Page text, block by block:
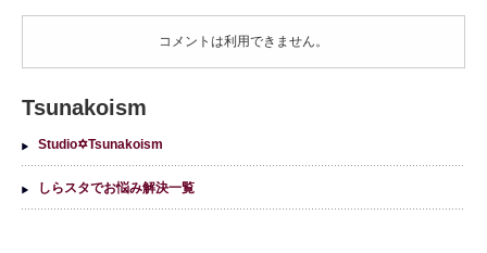
コメントは利用できません。
Tsunakoism
Studio✡Tsunakoism
しらスタでお悩み解決一覧